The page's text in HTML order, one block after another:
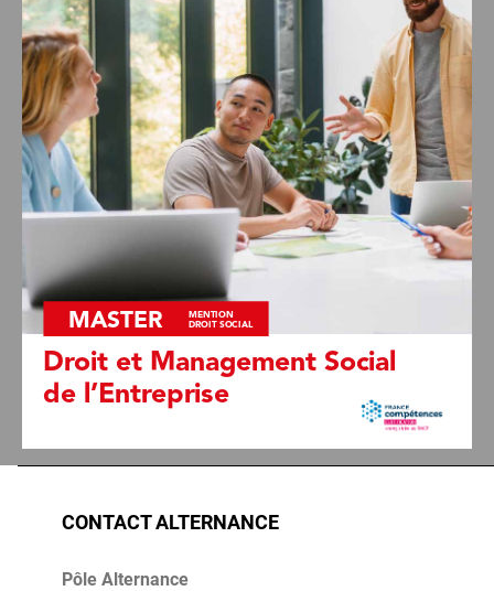
Droit et Management Social
de l’Entreprise
MASTER
MENTION
DROIT SOCIAL
CONTACT ALTERNANCE
Pôle Alternance